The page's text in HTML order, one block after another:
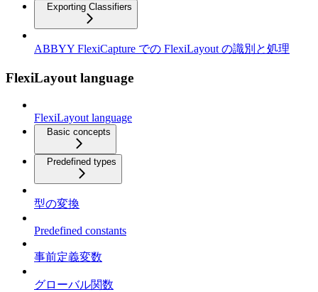
Exporting Classifiers
ABBYY FlexiCapture での FlexiLayout の識別と処理
FlexiLayout language
FlexiLayout language
Basic concepts
Predefined types
型の変換
Predefined constants
事前定義変数
グローバル関数